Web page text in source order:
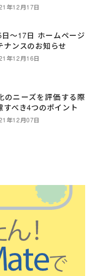
年12月17日
日～17日 ホームページ
ナンスのお知らせ
年12月16日
のニーズを評価する際
すべき4つのポイント
年12月07日